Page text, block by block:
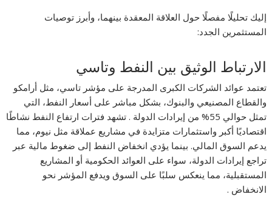
إليك تحليلًا مفصلًا حول العلاقة المعقدة بينهما، وأبرز توصيات
المستثمرين الجدد:
الارتباط الوثيق بين النفط وتاسي
تعتمد عوائد الشركات الكبرى المدرجة على مؤشر تاسي، مثل أرامكو
والقطاع المصنيعي والبنوك، بشكل مباشر على أسعار النفط، التي
تمثل حوالي 55% من إيرادات الدولة . تشهد فترات ارتفاع النفط نشاطًا
اقتصاديًا أكبر واستثمارات متزايدة في مشاريع عملاقة مثل نيوم، مما
يدعم السوق المالي. بينما يؤدي انخفاض النفط إلى ضغوط مالية عبر
تراجع إيرادات الدولة، سواء على العوائد الحكومية أو المشاريع
المستقبلية، مما ينعكس سلبًا على السوق ويدفع المؤشر نحو
الانخفاض .